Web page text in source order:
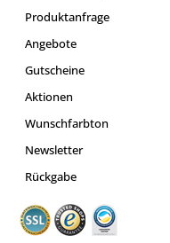
Produktanfrage
Angebote
Gutscheine
Aktionen
Wunschfarbton
Newsletter
Rückgabe